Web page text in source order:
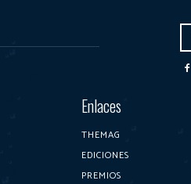
Enlaces
THEMAG
EDICIONES
PREMIOS